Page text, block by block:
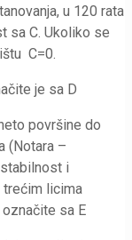
u 120 rata
sa C. Ukoliko se
C=0.
je sa D
površine do
(Notara –
i
trećim licima
sa E